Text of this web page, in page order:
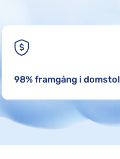
98% framgång i domstol